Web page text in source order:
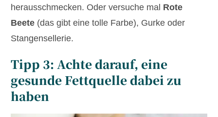
herausschmecken. Oder versuche mal Rote
Beete (das gibt eine tolle Farbe), Gurke oder
Stangensellerie.
Tipp 3: Achte darauf, eine
gesunde Fettquelle dabei zu
haben